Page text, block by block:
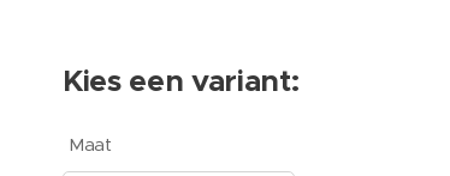
Kies een variant:
Maat